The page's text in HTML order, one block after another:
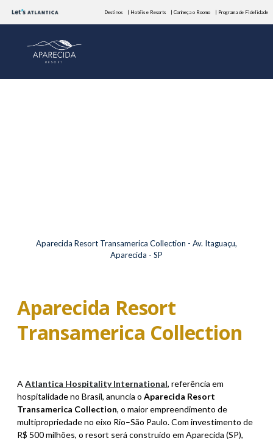
Destinos | Hotéis e Resorts | Conheça o Roomo | Programa de Fidelidade
Aparecida Resort Transamerica Collection - Av. Itaguaçu,
Aparecida - SP
Aparecida Resort
Transamerica Collection
A Atlantica Hospitality International, referência em
hospitalidade no Brasil, anuncia o Aparecida Resort
Transamerica Collection, o maior empreendimento de
multipropriedade no eixo Rio–São Paulo. Com investimento de
R$ 500 milhões, o resort será construído em Aparecida (SP),